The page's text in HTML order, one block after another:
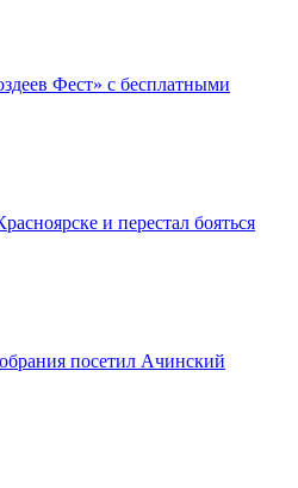
Фест» с бесплатными
и перестал бояться
посетил Ачинский